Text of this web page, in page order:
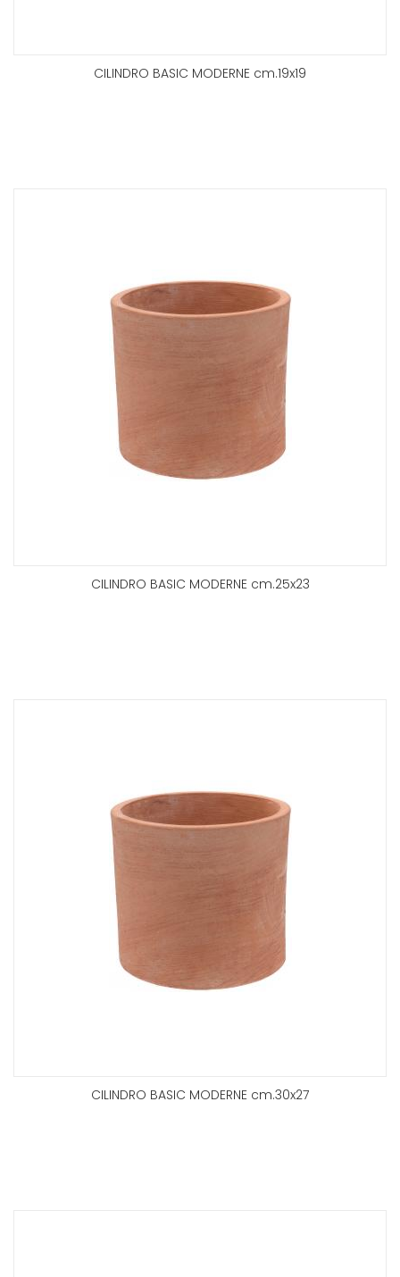
CILINDRO BASIC MODERNE cm.19x19
CILINDRO BASIC MODERNE cm.25x23
CILINDRO BASIC MODERNE cm.30x27